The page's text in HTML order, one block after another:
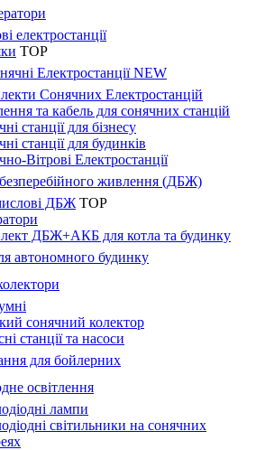
електростанції
TOP
Електростанції NEW
Сонячних Електростанцій
та кабель для сонячних станцій
станції для бізнесу
станції для будинків
Вітрові Електростанції
живлення (ДБЖ)
ДБЖ TOP
ДБЖ+АКБ для котла та будинку
автономного будинку
сонячний колектор
станції та насоси
для бойлерних
освітлення
лампи
світильники на сонячних